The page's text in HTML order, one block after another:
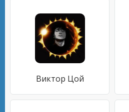
Виктор Цой